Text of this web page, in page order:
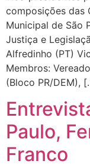
composições das
Municipal de São
Justiça e
Alfredinho (PT)
Membros:
(Bloco PR/DEM),
Paulo,
Franco